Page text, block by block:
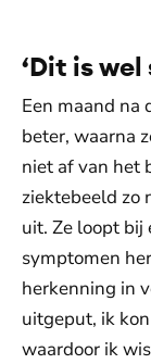
‘Dit is
Een maand na
beter, waarna
niet af van het
ziektebeeld zo
uit. Ze loopt bij
symptomen
herkenning in
uitgeput, ik
waardoor ik